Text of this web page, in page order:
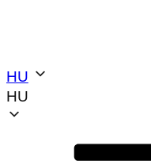
HU
HU